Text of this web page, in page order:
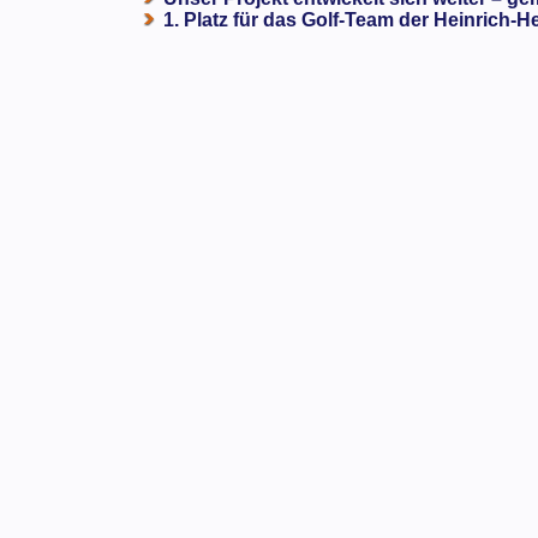
1. Platz für das Golf-Team der Heinrich-